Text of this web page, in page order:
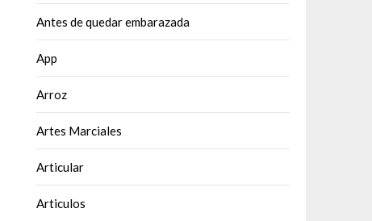
Antes de quedar embarazada
App
Arroz
Artes Marciales
Articular
Articulos